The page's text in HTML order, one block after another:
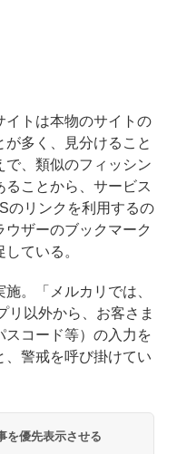
トは本物のサイトの
多く、見分けること
で、類似のフィッシン
ことから、サービス
のリンクを利用するの
ザーのブックマーク
ている。
。「メルカリでは、
リ以外から、お客さま
スコード等）の入力を
、警戒を呼び掛けてい
を優先表示させる